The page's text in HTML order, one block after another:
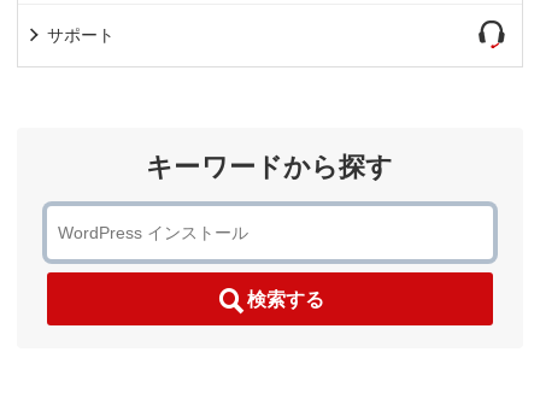
サポート
キーワードから探す
検索する